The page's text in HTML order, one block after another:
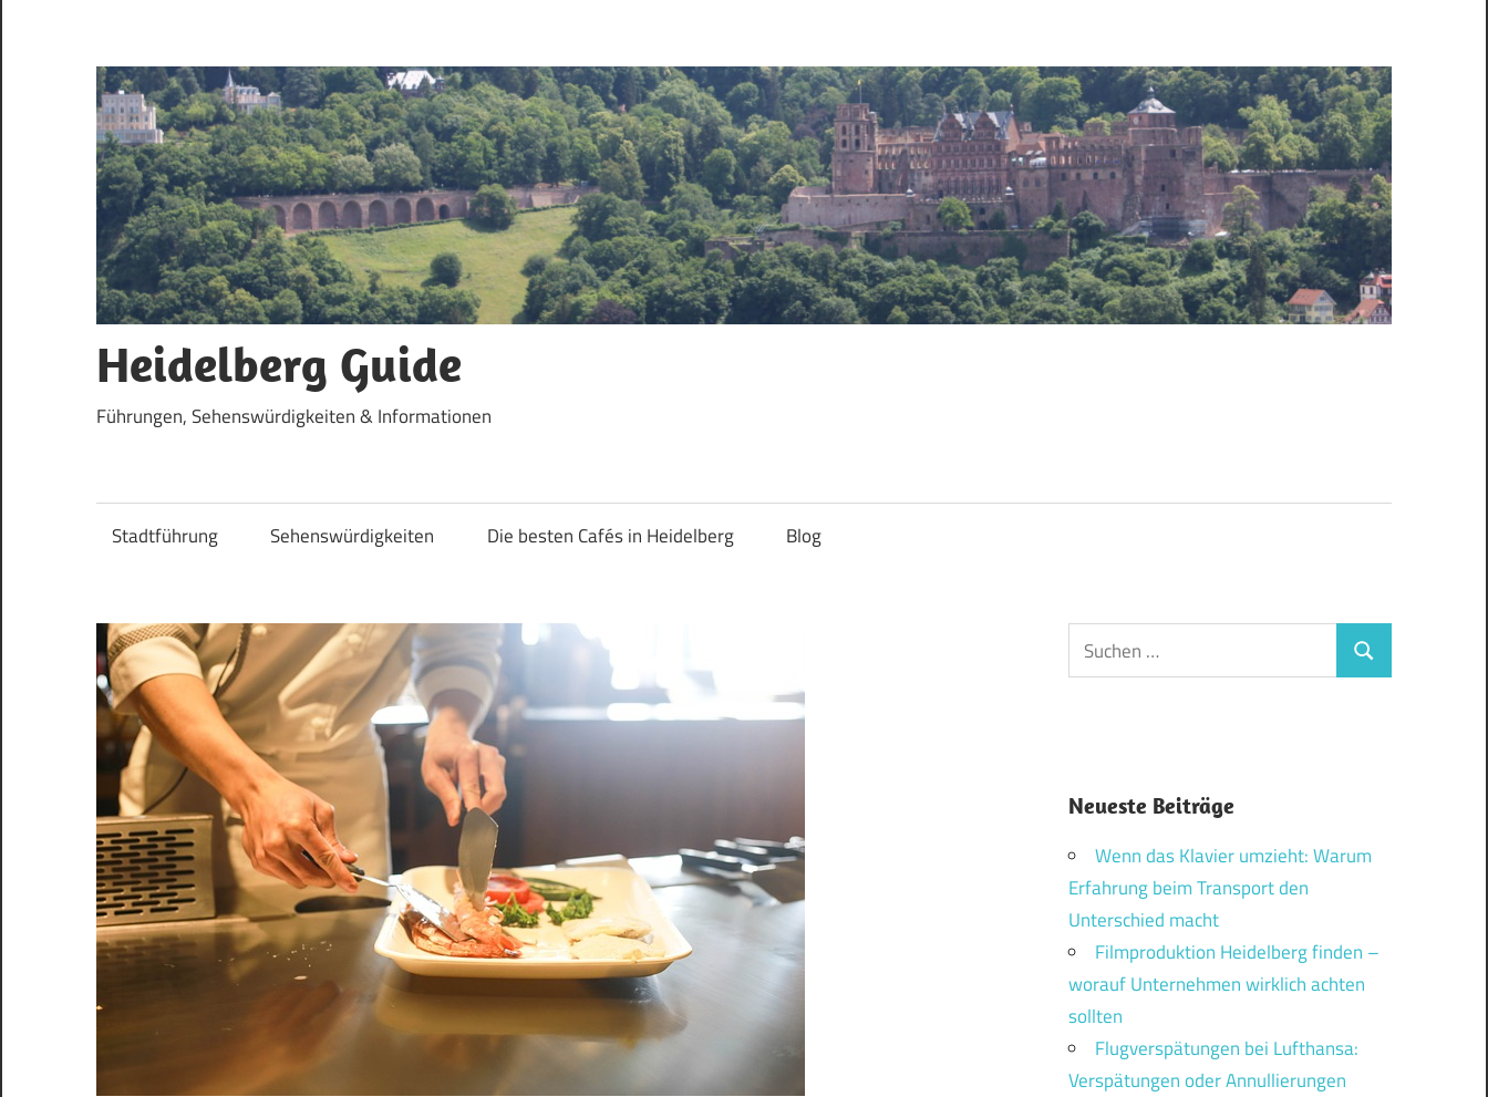
springen
Heidelberg Guide
Führungen, Sehenswürdigkeiten & Informationen
Stadtführung Sehenswürdigkeiten Die besten Cafés in Heidelberg Blog
Suchen
nach:
Suchen
Neueste Beiträge
Wenn das Klavier umzieht: Warum
Erfahrung beim Transport den
Unterschied macht
Filmproduktion Heidelberg finden –
worauf Unternehmen wirklich achten
sollten
Flugverspätungen bei Lufthansa:
Verspätungen oder Annullierungen